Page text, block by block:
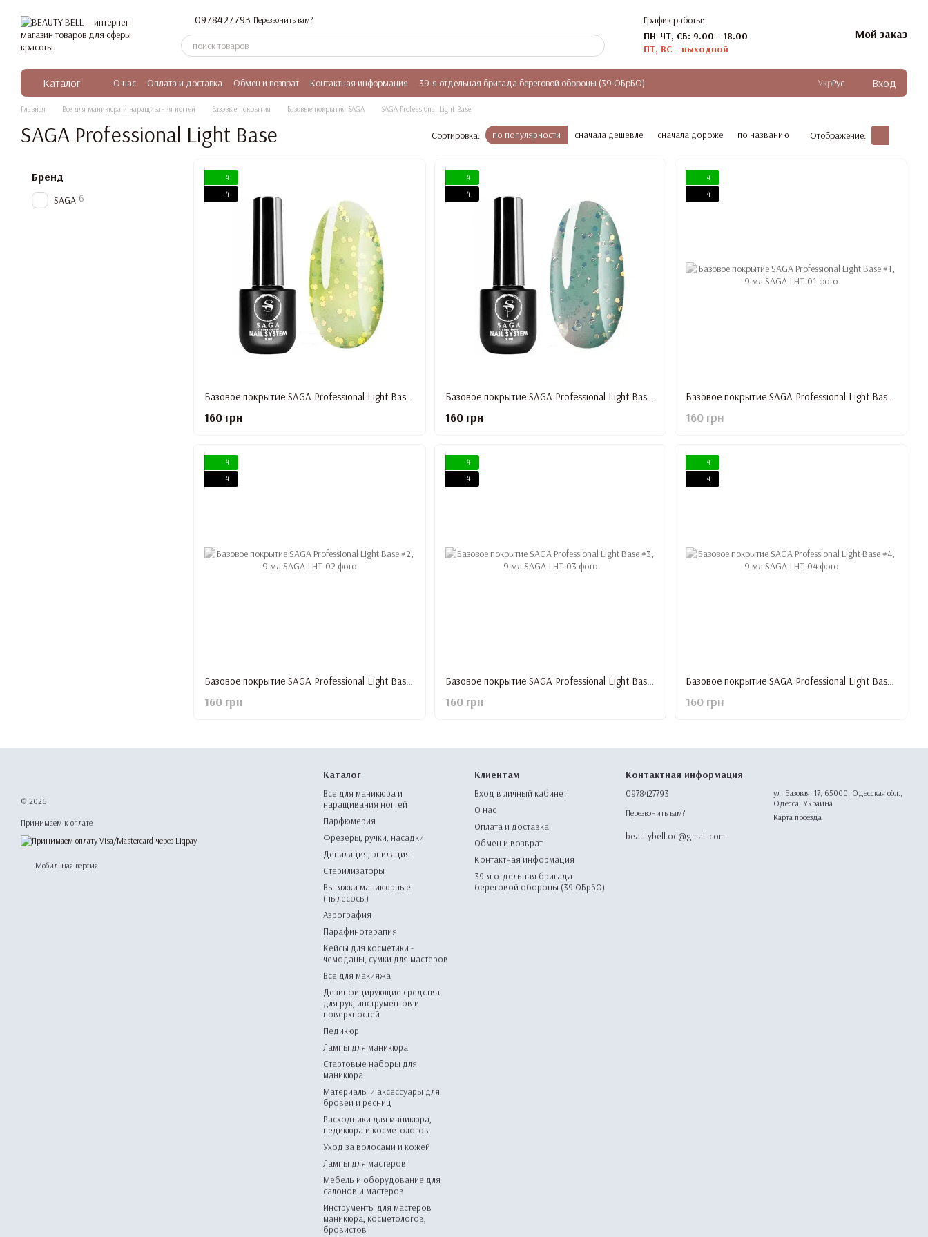
0978427793 Перезвонить вам?
График работы:
ПН-ЧТ, СБ: 9.00 - 18.00
ПТ, ВС - выходной
Мой заказ
Каталог О нас Оплата и доставка Обмен и возврат Контактная информация 39-я отдельная бригада береговой обороны (39 ОБрБО) УкрРус Вход
Главная Все для маникюра и наращивания ногтей Базовые покрытия Базовые покрытия SAGA SAGA Professional Light Base
SAGA Professional Light Base Сортировка: по популярности сначала дешевле сначала дороже по названию Отображение:
4
4
160 грн
4
4
Базовое покрытие SAGA Professional Light Base #6, 9 мл
160 грн
4
4
160 грн
4
4
Базовое покрытие SAGA Professional Light Base #2, 9 мл
160 грн
4
4
Базовое покрытие SAGA Professional Light Base #3, 9 мл
160 грн
4
4
Базовое покрытие SAGA Professional Light Base #4, 9 мл
160 грн
Бренд
SAGA 6
© 2026
Принимаем к оплате
Мобильная версия
Каталог
Все для маникюра и
наращивания ногтей
Парфюмерия
Фрезеры, ручки, насадки
Депиляция, эпиляция
Стерилизаторы
Вытяжки маникюрные
(пылесосы)
Аэрография
Парафинотерапия
Кейсы для косметики -
чемоданы, сумки для мастеров
Все для макияжа
Дезинфицирующие средства
для рук, инструментов и
поверхностей
Педикюр
Лампы для маникюра
Стартовые наборы для
маникюра
Материалы и аксессуары для
бровей и ресниц
Расходники для маникюра,
педикюра и косметологов
Уход за волосами и кожей
Лампы для мастеров
Мебель и оборудование для
салонов и мастеров
Инструменты для мастеров
маникюра, косметологов,
бровистов
Клиентам
Вход в личный кабинет
О нас
Оплата и доставка
Обмен и возврат
Контактная информация
39-я отдельная бригада
береговой обороны (39 ОБрБО)
Контактная информация
0978427793
Перезвонить вам?
beautybell.od@gmail.com
ул. Базовая, 17, 65000, Одесская обл.,
Одесса, Украина
Карта проезда